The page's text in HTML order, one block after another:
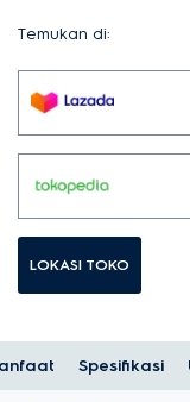
Temukan di:
LOKASI TOKO
Spesifikasi